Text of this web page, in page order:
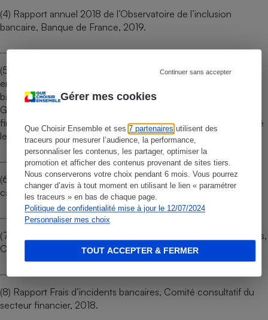
Gérer mes cookies
Que Choisir Ensemble et ses7 partenaires utilisent des
traceurs pour mesurer l’audience, la performance,
personnaliser les contenus, les partager, optimiser la
promotion et afficher des contenus provenant de sites tiers.
Nous conserverons votre choix pendant 6 mois. Vous pourrez
changer d’avis à tout moment en utilisant le lien « paramétrer
les traceurs » en bas de chaque page.
Politique de confidentialité mise à jour le 12/07/2024
Personnaliser mes choix
Continuer sans accepter
TOUT ACCEPTER & FERMER
(4) Rapport annuel 2018 de l’Observatoire de l’inclusion
bancaire, Banque de France, 2019.
(5) Parmi les 21 établissements analysés parce qu’ils disposent
en tout de plus de 52 % des comptes courants en France, Axa
banque, Bred Banque Populaire, HSBC, Monabanq, Société
Générale n’ont toujours pas publiés leurs critères de fragilité
financière d’après nos recherches sur leur site. Relevé effectué
le 01/07/2020 à 14h00.
(6) Plafonnement des frais d’incidents bancaires - L’arbre qui
cache la forêt, UFC-Que Choisir, 2018.
(7) 19,71 euros, in Rapport de l’Observatoire des tarifs bancaires,
Comité consultatif du secteur financier, 2019.
(8) Rapport Frais d’incidents bancaires, Comité consultatif du
secteur financier, 2018.